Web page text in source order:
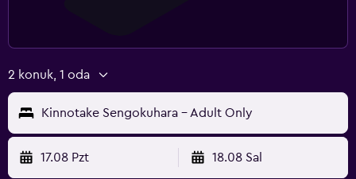
2 konuk, 1 oda
Kinnotake Sengokuhara - Adult Only
17.08 Pzt 18.08 Sal